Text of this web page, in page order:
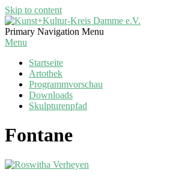
Skip to content
Kunst+Kultur-
Kreis
Primary Navigation Menu
Menu
Startseite
Artothek
Programmvorschau
Downloads
Skulpturenpfad
Fontane